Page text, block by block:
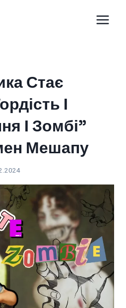
Стає
І
І Зомбі”
Мешапу